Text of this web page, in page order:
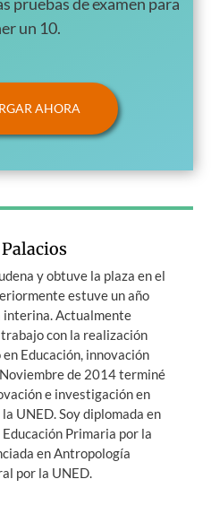
pruebas de examen para
un 10.
AHORA
y obtuve la plaza en el
estuve un año
interina. Actualmente
con la realización
Educación, innovación
de 2014 terminé
e investigación en
UNED. Soy diplomada en
Primaria por la
en Antropología
por la UNED.